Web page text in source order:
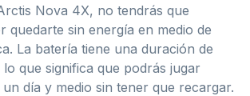
Nova 4X, no tendrás que
quedarte sin energía en medio de
La batería tiene una duración de
que significa que podrás jugar
día y medio sin tener que recargar.